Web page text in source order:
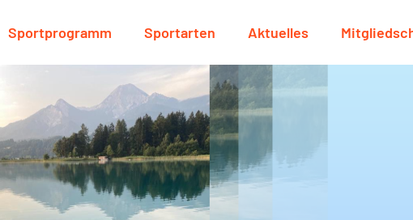
Sportprogramm Sportarten Aktuelles